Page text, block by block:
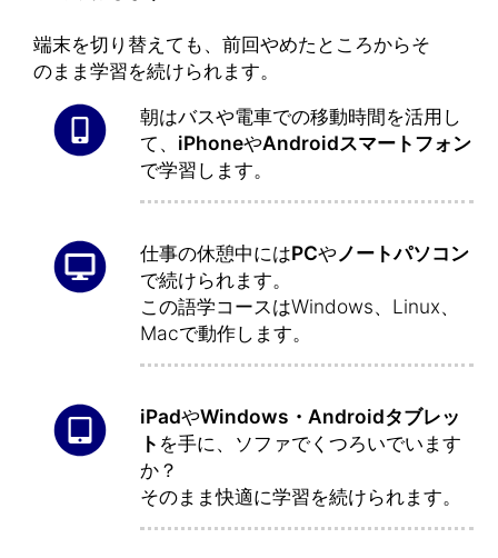
端末を切り替えても、前回やめたところからそ
のまま学習を続けられます。
朝はバスや電車での移動時間を活用し
て、 iPhoneやAndroidスマートフォン
で学習します。
仕事の休憩中にはPCやノートパソコン
で続けられます。
この語学コースはWindows、Linux、
Macで動作します。
iPadやWindows・Androidタブレッ
ト を手に、ソファでくつろいでいます
か？
そのまま快適に学習を続けられます。